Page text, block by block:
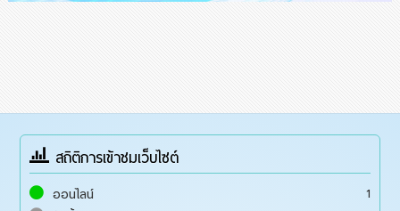
สถิติการเข้าชมเว็บไซต์
ออนไลน์
1